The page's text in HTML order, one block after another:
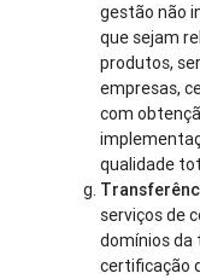
gestão não
que sejam
produtos,
empresas,
com
qualidade
serviços de
domínios da
certificação